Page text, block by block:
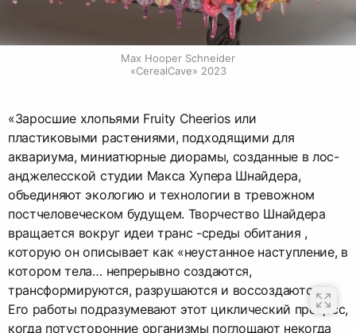
Max Hooper Schneider
«CerealCave» 2023
«Заросшие хлопьями Fruity Cheerios или
пластиковыми растениями, подходящими для
аквариума, миниатюрные диорамы, созданные в лос-
анджелесской студии Макса Хупера Шнайдера,
объединяют экологию и технологии в тревожном
постчеловеческом будущем. Творчество Шнайдера
вращается вокруг идеи транс -среды обитания ,
которую он описывает как «неустанное наступление, в
котором тела… непрерывно создаются,
трансформируются, разрушаются и воссоздаются».
Его работы подразумевают этот циклический процесс,
когда потусторонние организмы поглощают некогда